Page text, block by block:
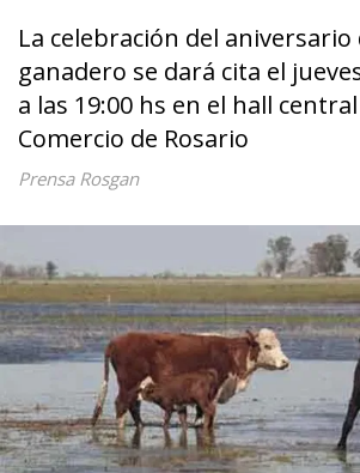
La celebración del
ganadero se dará cita el
a las 19:00 hs en el hall
Comercio de Rosario
Prensa Rosgan